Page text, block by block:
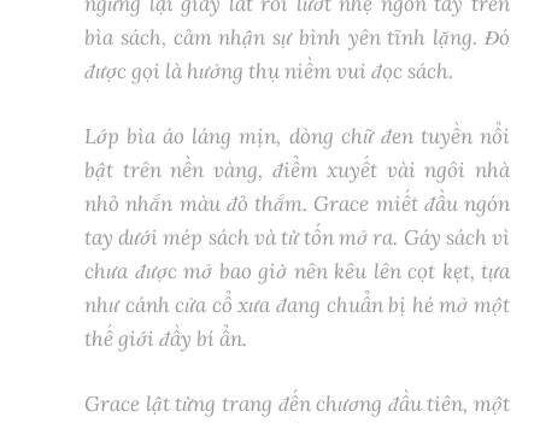
bìa sách, cảm nhận sự bình yên tĩnh lặng. Đó
được gọi là hưởng thụ niềm vui đọc sách.
Lớp bìa áo láng mịn, dòng chữ đen tuyền nổi
bật trên nền vàng, điểm xuyết vài ngôi nhà
nhỏ nhắn màu đỏ thắm. Grace miết đầu ngón
tay dưới mép sách và từ tốn mở ra. Gáy sách vì
chưa được mở bao giờ nên kêu lên cọt kẹt, tựa
như cánh cửa cổ xưa đang chuẩn bị hé mở một
thế giới đầy bí ẩn.
Grace lật từng trang đến chương đầu tiên, một